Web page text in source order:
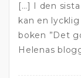
[…] I den
kan en
boken ”Det
Helenas